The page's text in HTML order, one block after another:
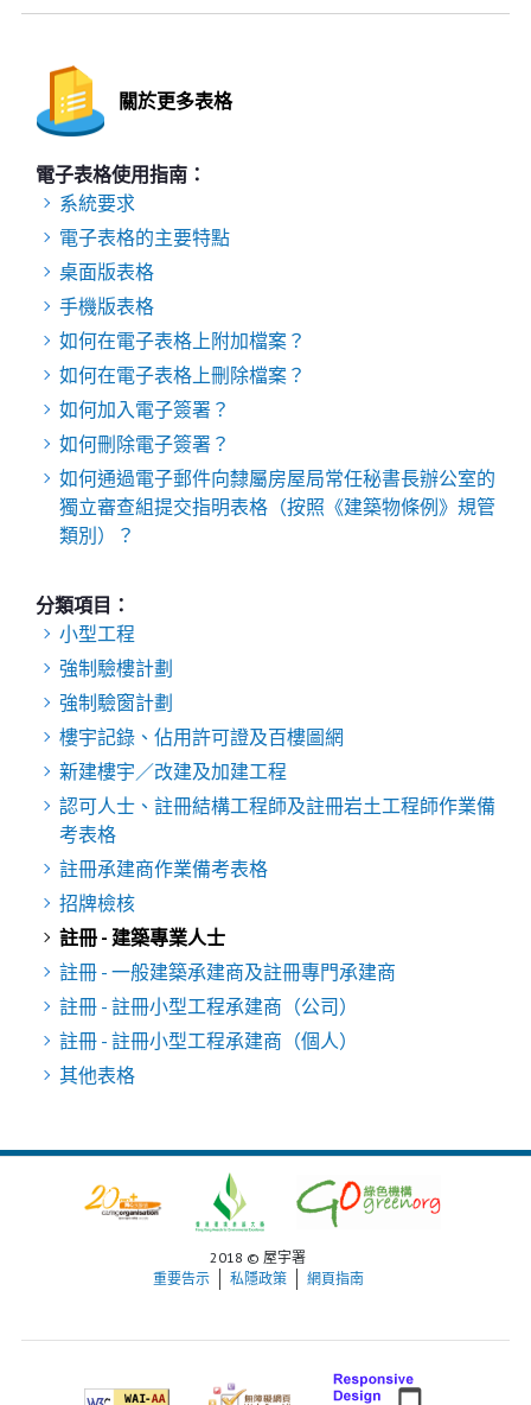
關於更多表格
電子表格使用指南：
系統要求
電子表格的主要特點
桌面版表格
手機版表格
如何在電子表格上附加檔案？
如何在電子表格上刪除檔案？
如何加入電子簽署？
如何刪除電子簽署？
如何通過電子郵件向隸屬房屋局常任秘書長辦公室的
獨立審查組提交指明表格（按照《建築物條例》規管
類別）？
分類項目：
小型工程
強制驗樓計劃
強制驗窗計劃
樓宇記錄、佔用許可證及百樓圖網
新建樓宇／改建及加建工程
認可人士、註冊結構工程師及註冊岩土工程師作業備
考表格
註冊承建商作業備考表格
招牌檢核
註冊 - 建築專業人士
註冊 - 一般建築承建商及註冊專門承建商
註冊 - 註冊小型工程承建商（公司）
註冊 - 註冊小型工程承建商（個人）
其他表格
2018 © 屋宇署
重要告示
私隱政策 網頁指南